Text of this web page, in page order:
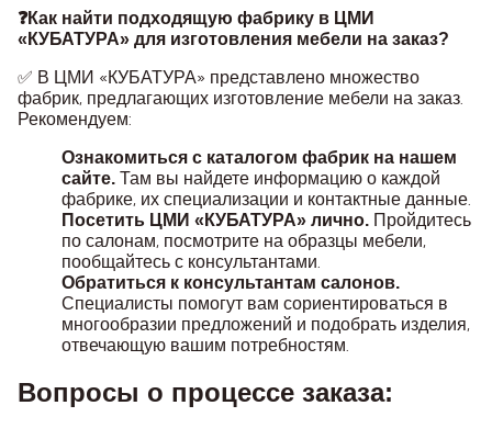
❓Как найти подходящую фабрику в ЦМИ
«КУБАТУРА» для изготовления мебели на заказ?
✅ В ЦМИ «КУБАТУРА» представлено множество
фабрик, предлагающих изготовление мебели на заказ.
Рекомендуем:
Ознакомиться с каталогом фабрик на нашем
сайте. Там вы найдете информацию о каждой
фабрике, их специализации и контактные данные.
Посетить ЦМИ «КУБАТУРА» лично. Пройдитесь
по салонам, посмотрите на образцы мебели,
пообщайтесь с консультантами.
Обратиться к консультантам салонов.
Специалисты помогут вам сориентироваться в
многообразии предложений и подобрать изделия,
отвечающую вашим потребностям.
Вопросы о процессе заказа: